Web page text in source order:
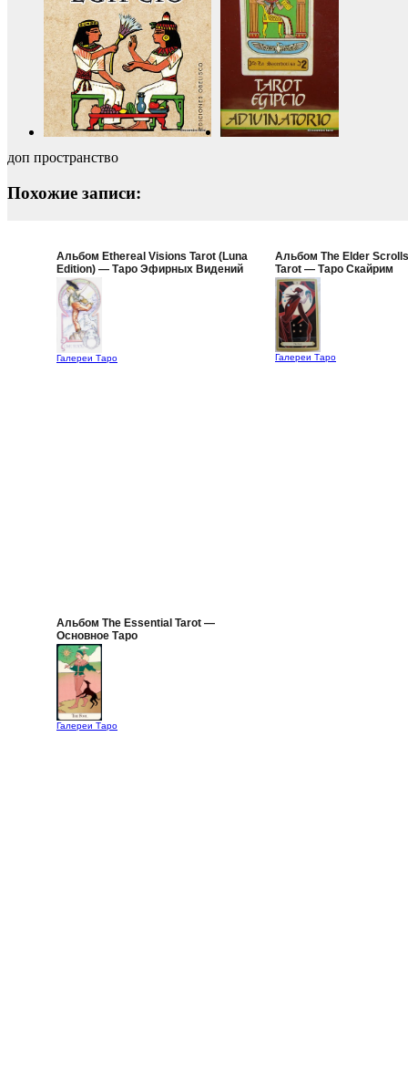
доп пространство
Похожие записи:
Альбом Ethereal Visions Tarot (Luna
Edition) — Таро Эфирных Видений
(Лунное Издание)
Галереи Таро
Альбом The Elder
Tarot — Таро Скайрим
Галереи Таро
Альбом The Essential Tarot —
Основное Таро
Галереи Таро